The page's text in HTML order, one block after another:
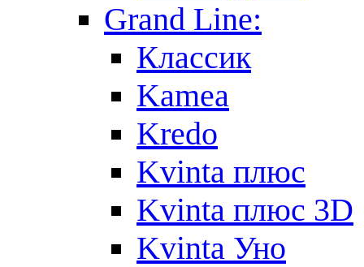
Grand Line:
Классик
Kamea
Kredo
Kvinta плюс
Kvinta плюс 3D
Kvinta Уно